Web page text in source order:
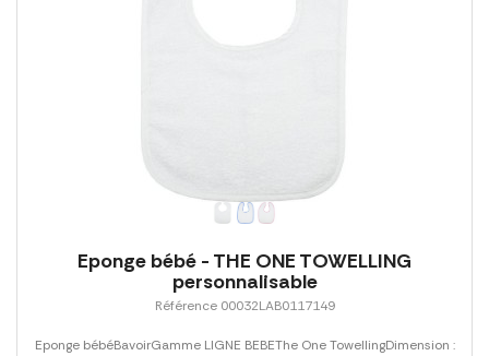
Eponge bébé - THE ONE TOWELLING
personnalisable
Référence 00032LAB0117149
Eponge bébéBavoirGamme LIGNE BEBEThe One TowellingDimension :